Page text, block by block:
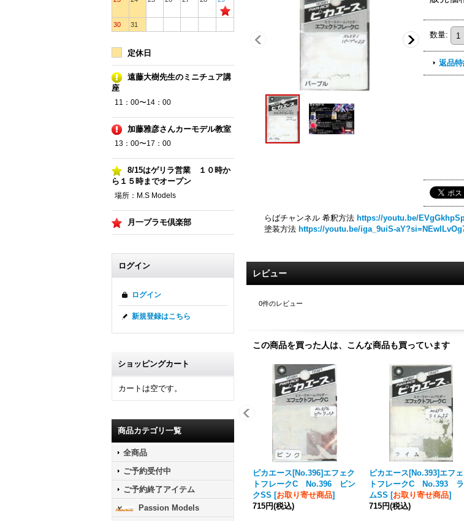
30 31
定休日
遠藤大樹先生のミニチュア講
座
11：00〜14：00
加藤雅彦さんカーモデル教室
13：00〜17：00
8/15はゲリラ営業 １０時か
ら１５時までオープン
場所：M.S Models
月一プラモ倶楽部
ログイン
ログイン
新規登録はこちら
ショッピングカート
カートは空です。
商品カテゴリ一覧
全商品
ご予約受付中
ご予約終了アイテム
Passion Models
数量:
返品
らばチャンネル 希釈方法 https://youtu.be/
塗装方法 https://youtu.be/iga_9uiS-
レビュー
0件のレビュー
この商品を買った人は、こんな商品も買っています
ピカエース[No.396]エフェク
トフレークC No.396 ピン
クSS [お取り寄せ商品]
715円(税込)
ピカエース[No.393]エフ
トフレークC No.393
ムSS [お取り寄せ商品]
715円(税込)